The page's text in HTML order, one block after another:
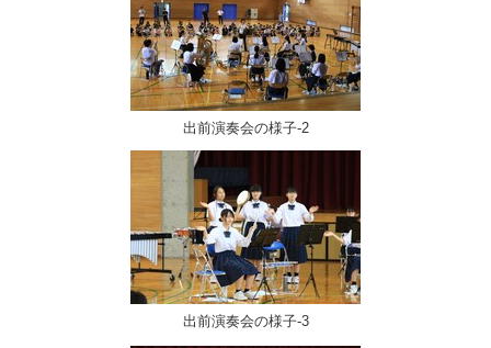
出前演奏会の様子-2
出前演奏会の様子-3